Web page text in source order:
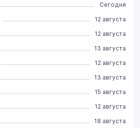
Сегодня
12 августа
12 августа
13 августа
12 августа
13 августа
15 августа
12 августа
18 августа